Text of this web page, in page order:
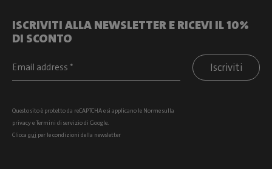
ISCRIVITI ALLA NEWSLETTER E RICEVI IL 10%
DI SCONTO
Iscriviti
Questo sito è protetto da reCAPTCHA e si applicano le Norme sulla
privacyeTermini di serviziodi Google.
Clicca qui per le condizioni della newsletter